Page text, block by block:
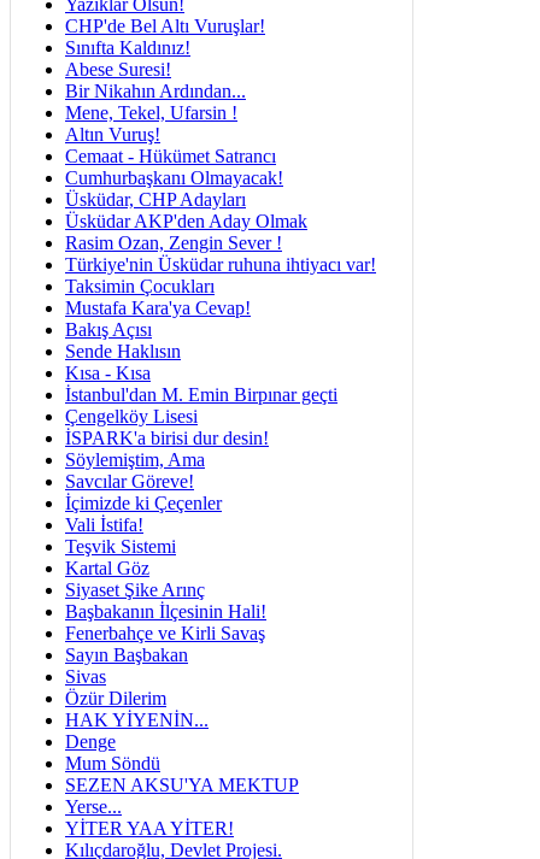
Yazıklar Olsun!
CHP'de Bel Altı Vuruşlar!
Sınıfta Kaldınız!
Abese Suresi!
Bir Nikahın Ardından...
Mene, Tekel, Ufarsin !
Altın Vuruş!
Cemaat - Hükümet Satrancı
Cumhurbaşkanı Olmayacak!
Üsküdar, CHP Adayları
Üsküdar AKP'den Aday Olmak
Rasim Ozan, Zengin Sever !
Türkiye'nin Üsküdar ruhuna ihtiyacı var!
Taksimin Çocukları
Mustafa Kara'ya Cevap!
Bakış Açısı
Sende Haklısın
Kısa - Kısa
İstanbul'dan M. Emin Birpınar geçti
Çengelköy Lisesi
İSPARK'a birisi dur desin!
Söylemiştim, Ama
Savcılar Göreve!
İçimizde ki Çeçenler
Vali İstifa!
Teşvik Sistemi
Kartal Göz
Siyaset Şike Arınç
Başbakanın İlçesinin Hali!
Fenerbahçe ve Kirli Savaş
Sayın Başbakan
Sivas
Özür Dilerim
HAK YİYENİN...
Denge
Mum Söndü
SEZEN AKSU'YA MEKTUP
Yerse...
YİTER YAA YİTER!
Kılıçdaroğlu, Devlet Projesi.